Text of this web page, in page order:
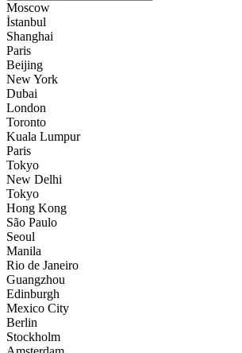
Moscow
İstanbul
Shanghai
Paris
Beijing
New York
Dubai
London
Toronto
Kuala Lumpur
Paris
Tokyo
New Delhi
Tokyo
Hong Kong
São Paulo
Seoul
Manila
Rio de Janeiro
Guangzhou
Edinburgh
Mexico City
Berlin
Stockholm